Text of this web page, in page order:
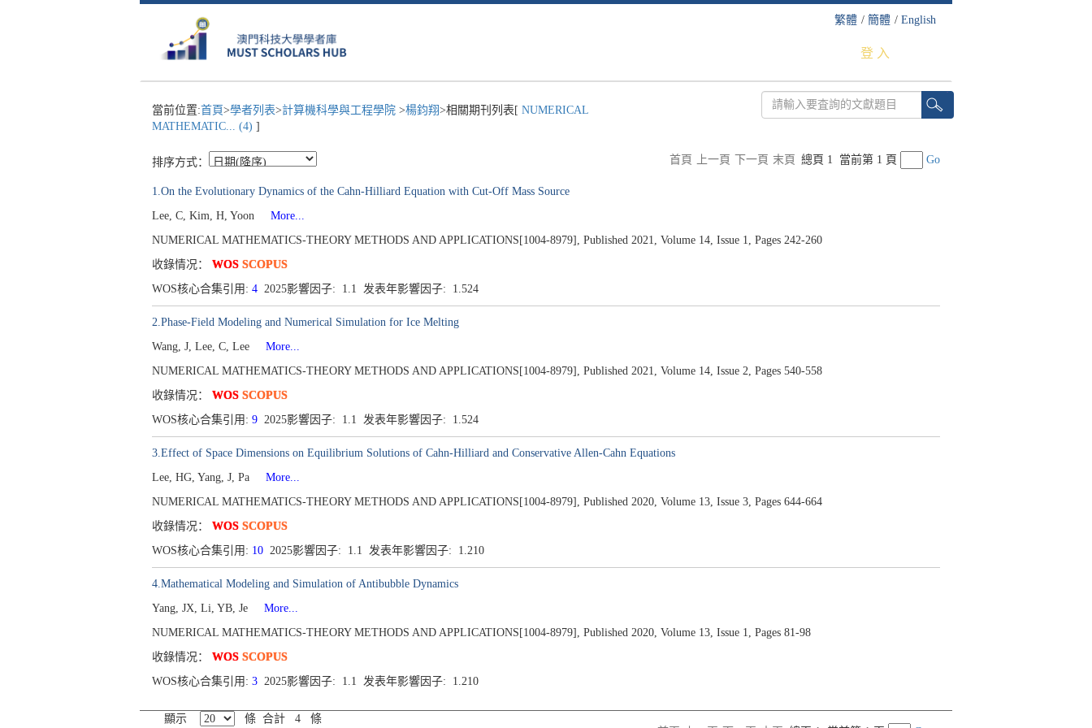
繁體 / 簡體 / English
登 入
當前位置:首頁>學者列表>計算機科學與工程學院 >楊鈞翔>相關期刊列表[ NUMERICAL
MATHEMATIC... (4) ]
排序方式： 首頁 上一頁 下一頁 末頁 總頁 1 當前第 1 頁 Go
1.On the Evolutionary Dynamics of the Cahn-Hilliard Equation with Cut-Off Mass Source
Lee, C, Kim, H, Yoon
More...
NUMERICAL MATHEMATICS-THEORY METHODS AND APPLICATIONS[1004-8979], Published 2021, Volume 14, Issue 1, Pages 242-260
收錄情况： WOS SCOPUS
WOS核心合集引用: 4 2025影響因子: 1.1 发表年影響因子: 1.524
2.Phase-Field Modeling and Numerical Simulation for Ice Melting
Wang, J, Lee, C, Lee
More...
NUMERICAL MATHEMATICS-THEORY METHODS AND APPLICATIONS[1004-8979], Published 2021, Volume 14, Issue 2, Pages 540-558
收錄情况： WOS SCOPUS
WOS核心合集引用: 9 2025影響因子: 1.1 发表年影響因子: 1.524
3.Effect of Space Dimensions on Equilibrium Solutions of Cahn-Hilliard and Conservative Allen-Cahn Equations
Lee, HG, Yang, J, Pa
More...
NUMERICAL MATHEMATICS-THEORY METHODS AND APPLICATIONS[1004-8979], Published 2020, Volume 13, Issue 3, Pages 644-664
收錄情况： WOS SCOPUS
WOS核心合集引用: 10 2025影響因子: 1.1 发表年影響因子: 1.210
4.Mathematical Modeling and Simulation of Antibubble Dynamics
Yang, JX, Li, YB, Je
More...
NUMERICAL MATHEMATICS-THEORY METHODS AND APPLICATIONS[1004-8979], Published 2020, Volume 13, Issue 1, Pages 81-98
收錄情况： WOS SCOPUS
WOS核心合集引用: 3 2025影響因子: 1.1 发表年影響因子: 1.210
顯示
條 合計 4 條